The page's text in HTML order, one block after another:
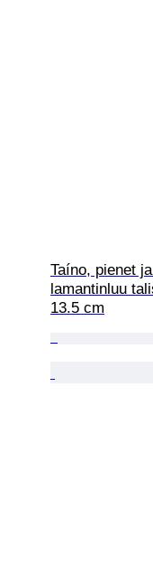
Taíno, pienet
lamantinluu
13.5 cm